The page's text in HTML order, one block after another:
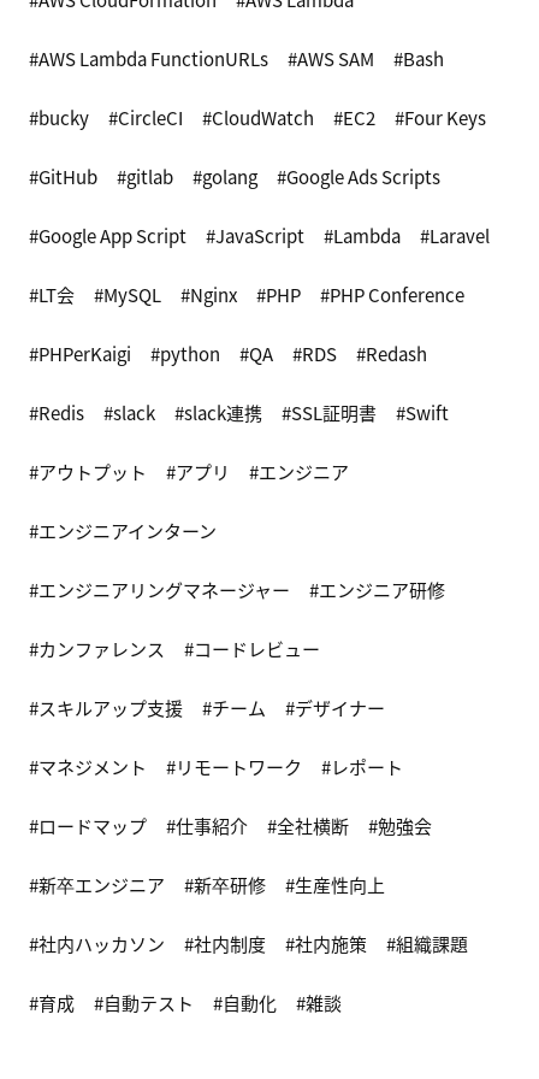
AWS Lambda FunctionURLs AWS SAM Bash
bucky CircleCI CloudWatch EC2 Four Keys
GitHub gitlab golang Google Ads Scripts
Google App Script JavaScript Lambda Laravel
LT会 MySQL Nginx PHP PHP Conference
PHPerKaigi python QA RDS Redash
Redis slack slack連携 SSL証明書 Swift
アウトプット アプリ エンジニア
エンジニアインターン
エンジニアリングマネージャー エンジニア研修
カンファレンス コードレビュー
スキルアップ支援 チーム デザイナー
マネジメント リモートワーク レポート
ロードマップ 仕事紹介 全社横断 勉強会
新卒エンジニア 新卒研修 生産性向上
社内ハッカソン 社内制度 社内施策 組織課題
育成 自動テスト 自動化 雑談